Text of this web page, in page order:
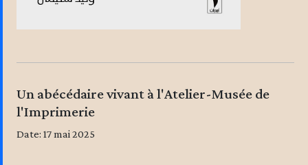
Un abécédaire vivant à l'Atelier-Musée de
l'Imprimerie
Date: 17 mai 2025